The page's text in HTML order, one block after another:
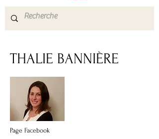
THALIE BANNIÈRE
Page Facebook